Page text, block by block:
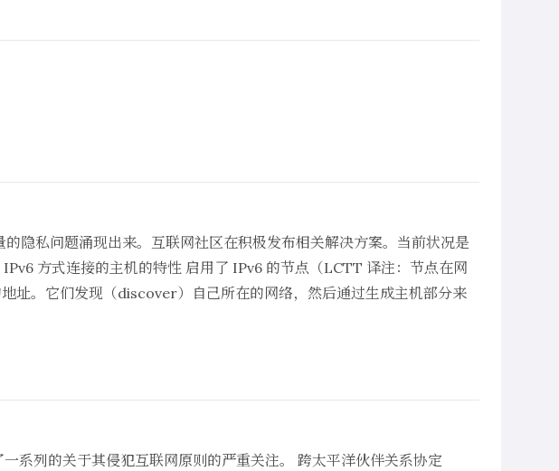
隐私问题涌现出来。互联网社区在积极发布相关解决方案。当前状况是
方式连接的主机的特性 启用了 IPv6 的节点（LCTT 译注：节点在网
址。它们发现（discover）自己所在的网络，然后通过生成主机部分来
系列的关于其侵犯互联网原则的严重关注。 跨太平洋伙伴关系协定